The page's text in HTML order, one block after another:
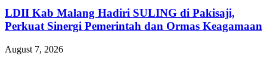
LDII Kab Malang Hadiri SULING di Pakisaji,
Perkuat Sinergi Pemerintah dan Ormas Keagamaan
August 7, 2026